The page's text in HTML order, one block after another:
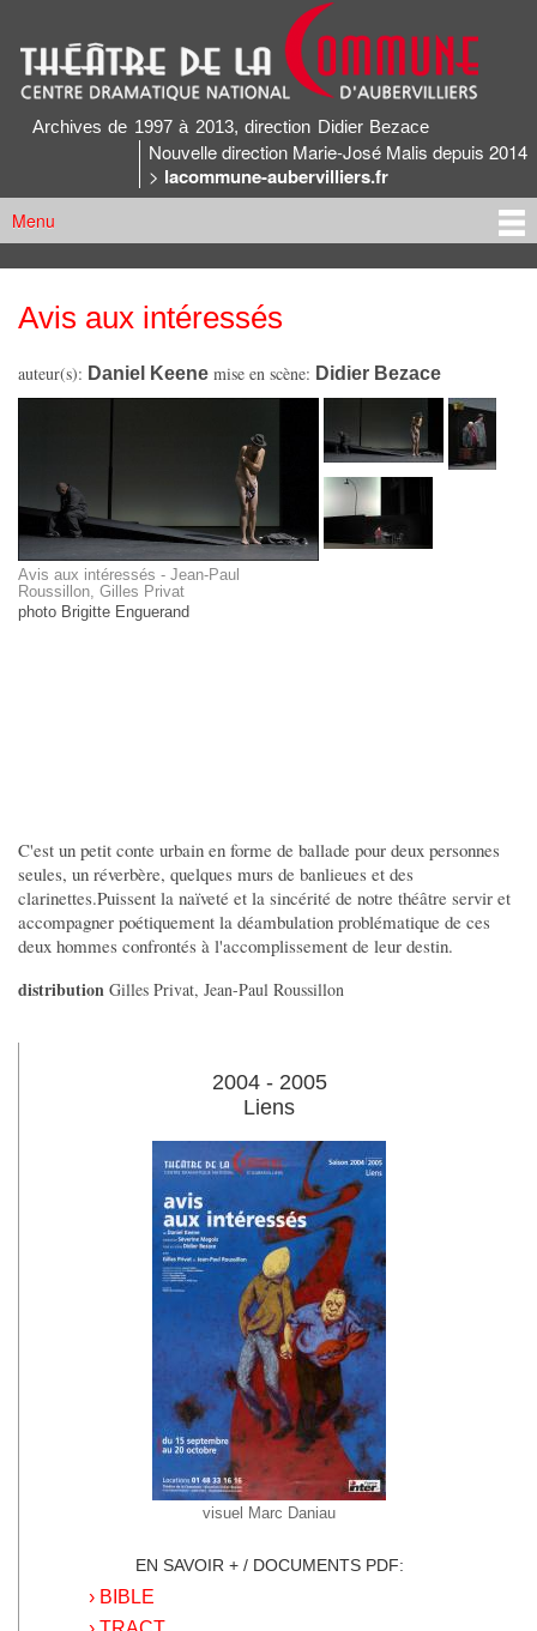
principal
Archives du Théâtre de la Commune
Archives de 1997 à 2013, direction Didier Bezace
Nouvelle direction Marie-José Malis depuis 2014
> lacommune-aubervilliers.fr
Menu principal
Menu
Vous êtes ici
Avis aux intéressés
auteur(s): Daniel Keene mise en scène: Didier Bezace
Avis aux intéressés - Jean-Paul
Roussillon, Gilles Privat
photo Brigitte Enguerand
C'est un petit conte urbain en forme de ballade pour deux personnes
seules, un réverbère, quelques murs de banlieues et des
clarinettes.Puissent la naïveté et la sincérité de notre théâtre servir et
accompagner poétiquement la déambulation problématique de ces
deux hommes confrontés à l'accomplissement de leur destin.
distribution Gilles Privat, Jean-Paul Roussillon
2004 - 2005
Liens
visuel Marc Daniau
EN SAVOIR + / DOCUMENTS PDF:
› BIBLE